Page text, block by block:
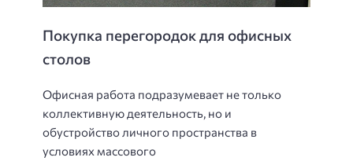
Покупка перегородок для офисных
столов
Офисная работа подразумевает не только
коллективную деятельность, но и
обустройство личного пространства в
условиях массового